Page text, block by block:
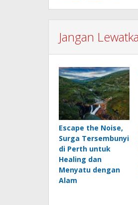
Jangan
Escape the Noise,
Surga Tersembunyi
di Perth untuk
Healing dan
Menyatu dengan
Alam